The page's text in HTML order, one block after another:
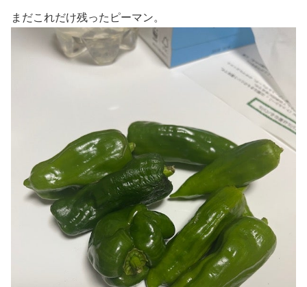
まだこれだけ残ったピーマン。